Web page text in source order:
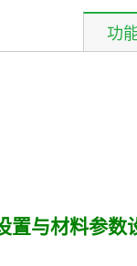
功
置与材料参数